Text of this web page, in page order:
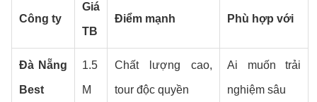
Công ty
Giá
TB
Điểm mạnh Phù hợp với
Đà Nẵng
Best
1.5
M
Chất lượng cao,
tour độc quyền
Ai muốn trải
nghiệm sâu